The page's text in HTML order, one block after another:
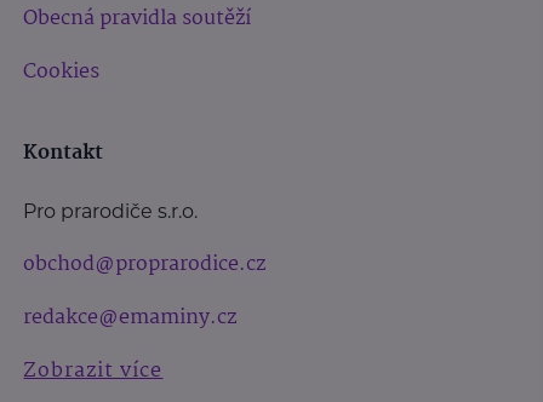
Obecná pravidla soutěží
Cookies
Kontakt
Pro prarodiče s.r.o.
obchod@proprarodice.cz
redakce@emaminy.cz
Zobrazit více